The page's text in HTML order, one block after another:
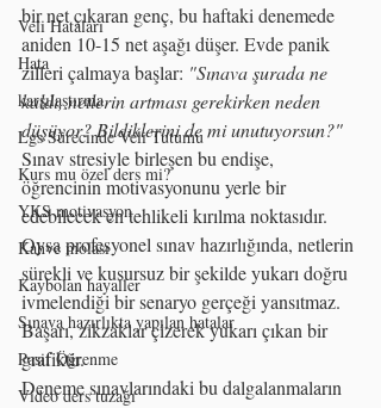
Veli Hataları
Hata
karşılaştırma
Lgs Sürecinde Veli Tutumu
Kurs mu özel ders mi?
YKS motivasyon
Kahve molası
Kaybolan hayaller
Sınava hazırlıkta yapılan hatalar
Pasif Öğrenme
Video ders tuzağı
bir net çıkaran genç, bu haftaki denemede
aniden 10-15 net aşağı düşer. Evde panik
zilleri çalmaya başlar: "Sınava şurada ne
kaldı, netlerin artması gerekirken neden
düşüyor? Bildiklerini de mi unutuyorsun?"
Sınav stresiyle birleşen bu endişe,
öğrencinin motivasyonunu yerle bir
edebilecek en tehlikeli kırılma noktasıdır.
Oysa profesyonel sınav hazırlığında, netlerin
sürekli ve kusursuz bir şekilde yukarı doğru
ivmelendiği bir senaryo gerçeği yansıtmaz.
Başarı, zikzaklar çizerek yukarı çıkan bir
grafiktir.
Deneme sınavlarındaki bu dalgalanmaların